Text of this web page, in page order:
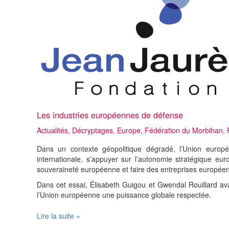
Les industries européennes de défense
Actualités, Décryptages, Europe, Fédération du Morbihan,
Dans un contexte géopolitique dégradé, l’Union
internationale, s’appuyer sur l’autonomie stratégique
souveraineté européenne et faire des entreprises
Dans cet essai, Élisabeth Guigou et Gwendal Rouillard
l’Union européenne une puissance globale respectée.
Les
Lire la suite »